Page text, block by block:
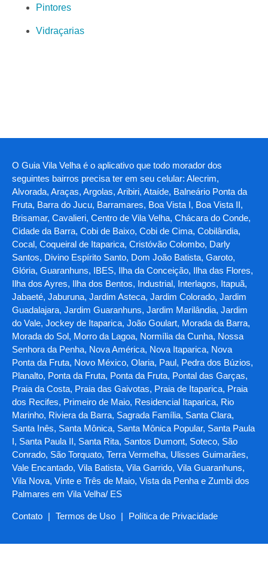
Pintores
Vidraçarias
O Guia Vila Velha é o aplicativo que todo morador dos
seguintes bairros precisa ter em seu celular: Alecrim,
Alvorada, Araças, Argolas, Aribiri, Ataíde, Balneário Ponta da
Fruta, Barra do Jucu, Barramares, Boa Vista I, Boa Vista II,
Brisamar, Cavalieri, Centro de Vila Velha, Chácara do Conde,
Cidade da Barra, Cobi de Baixo, Cobi de Cima, Cobilândia,
Cocal, Coqueiral de Itaparica, Cristóvão Colombo, Darly
Santos, Divino Espírito Santo, Dom João Batista, Garoto,
Glória, Guaranhuns, IBES, Ilha da Conceição, Ilha das Flores,
Ilha dos Ayres, Ilha dos Bentos, Industrial, Interlagos, Itapuã,
Jabaeté, Jaburuna, Jardim Asteca, Jardim Colorado, Jardim
Guadalajara, Jardim Guaranhuns, Jardim Marilândia, Jardim
do Vale, Jockey de Itaparica, João Goulart, Morada da Barra,
Morada do Sol, Morro da Lagoa, Normília da Cunha, Nossa
Senhora da Penha, Nova América, Nova Itaparica, Nova
Ponta da Fruta, Novo México, Olaria, Paul, Pedra dos Búzios,
Planalto, Ponta da Fruta, Ponta da Fruta, Pontal das Garças,
Praia da Costa, Praia das Gaivotas, Praia de Itaparica, Praia
dos Recifes, Primeiro de Maio, Residencial Itaparica, Rio
Marinho, Riviera da Barra, Sagrada Família, Santa Clara,
Santa Inês, Santa Mônica, Santa Mônica Popular, Santa Paula
I, Santa Paula II, Santa Rita, Santos Dumont, Soteco, São
Conrado, São Torquato, Terra Vermelha, Ulisses Guimarães,
Vale Encantado, Vila Batista, Vila Garrido, Vila Guaranhuns,
Vila Nova, Vinte e Três de Maio, Vista da Penha e Zumbi dos
Palmares em Vila Velha/ ES
Contato Termos de Uso Política de Privacidade